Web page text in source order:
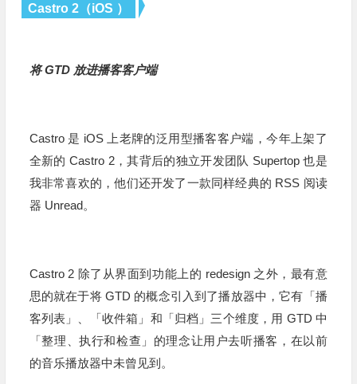
Castro 2（iOS ）
将 GTD 放进播客客户端
Castro 是 iOS 上老牌的泛用型播客客户端，今年上架了
全新的 Castro 2，其背后的独立开发团队 Supertop 也是
我非常喜欢的，他们还开发了一款同样经典的 RSS 阅读
器 Unread。
Castro 2 除了从界面到功能上的 redesign 之外，最有意
思的就在于将 GTD 的概念引入到了播放器中，它有「播
客列表」、「收件箱」和「归档」三个维度，用 GTD 中
「整理、执行和检查」的理念让用户去听播客，在以前
的音乐播放器中未曾见到。